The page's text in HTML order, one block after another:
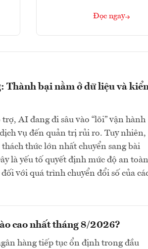
Đọc ngay
Thành bại nằm ở dữ liệu và
AI đang đi sâu vào “lõi” vận hành
vụ đến quản trị rủi ro. Tuy nhiên,
thức lớn nhất chuyển sang bài
là yếu tố quyết định mức độ an
với quá trình chuyển đổi số của
cao nhất tháng 8/2026?
hàng tiếp tục ổn định trong đầu